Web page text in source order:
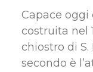
Capace oggi
costruita nel
chiostro di S.
secondo è